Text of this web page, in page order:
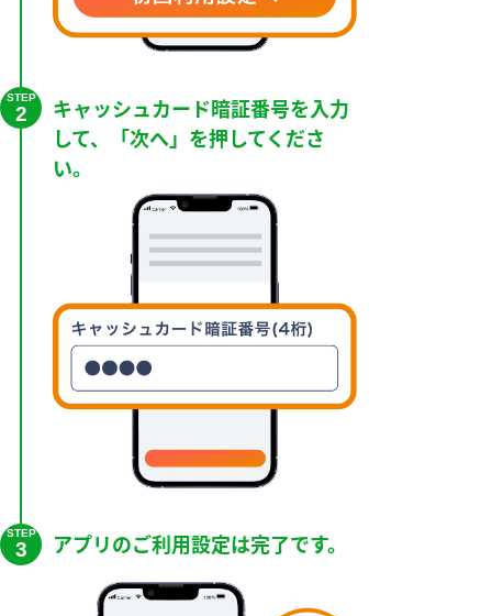
STEP
2
キャッシュカード暗証番号を入力
して、「次へ」を押してくださ
い。
STEP
3 アプリのご利用設定は完了です。